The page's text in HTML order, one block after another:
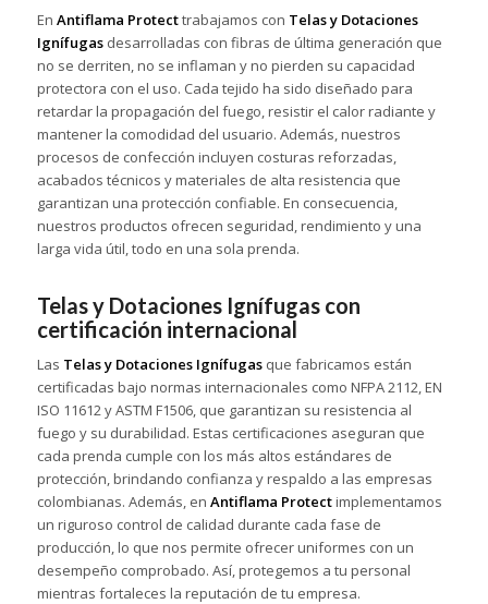
En Antiflama Protecttrabajamos con Telas y Dotaciones
Ignífugasdesarrolladas con fibras de última generación que
no se derriten, no se inflaman y no pierden su capacidad
protectora con el uso. Cada tejido ha sido diseñado para
retardar la propagación del fuego, resistir el calor radiante y
mantener la comodidad del usuario. Además, nuestros
procesos de confección incluyen costuras reforzadas,
acabados técnicos y materiales de alta resistencia que
garantizan una protección confiable. En consecuencia,
nuestros productos ofrecen seguridad, rendimiento y una
larga vida útil, todo en una sola prenda.
Telas y Dotaciones Ignífugas con
certificación internacional
Las Telas y Dotaciones Ignífugasque fabricamos están
certificadas bajo normas internacionales como NFPA 2112, EN
ISO 11612 y ASTM F1506, que garantizan su resistencia al
fuego y su durabilidad. Estas certificaciones aseguran que
cada prenda cumple con los más altos estándares de
protección, brindando confianza y respaldo a las empresas
colombianas. Además, en Antiflama Protectimplementamos
un riguroso control de calidad durante cada fase de
producción, lo que nos permite ofrecer uniformes con un
desempeño comprobado. Así, protegemos a tu personal
mientras fortaleces la reputación de tu empresa.